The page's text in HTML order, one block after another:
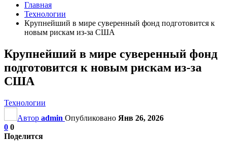
Главная
Технологии
Крупнейший в мире суверенный фонд подготовится к
новым рискам из-за США
Крупнейший в мире суверенный фонд
подготовится к новым рискам из-за
США
Технологии
Автор admin Опубликовано Янв 26, 2026
0 0
Поделится